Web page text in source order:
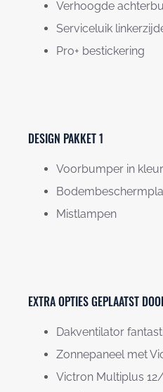
Verhoogde
Serviceluik
Pro+ bestickering
DESIGN PAKKET 1
Voorbumper in kleur
Mistlampen
EXTRA OPTIES GEPLAATST
Dakventilator
Zonnepaneel met
Victron Multiplus